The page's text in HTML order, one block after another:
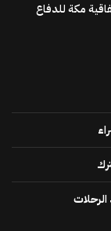
مكة للدفاع